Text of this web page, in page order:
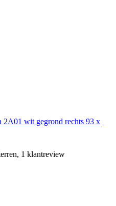
wit gegrond rechts 93 x
1 klantreview